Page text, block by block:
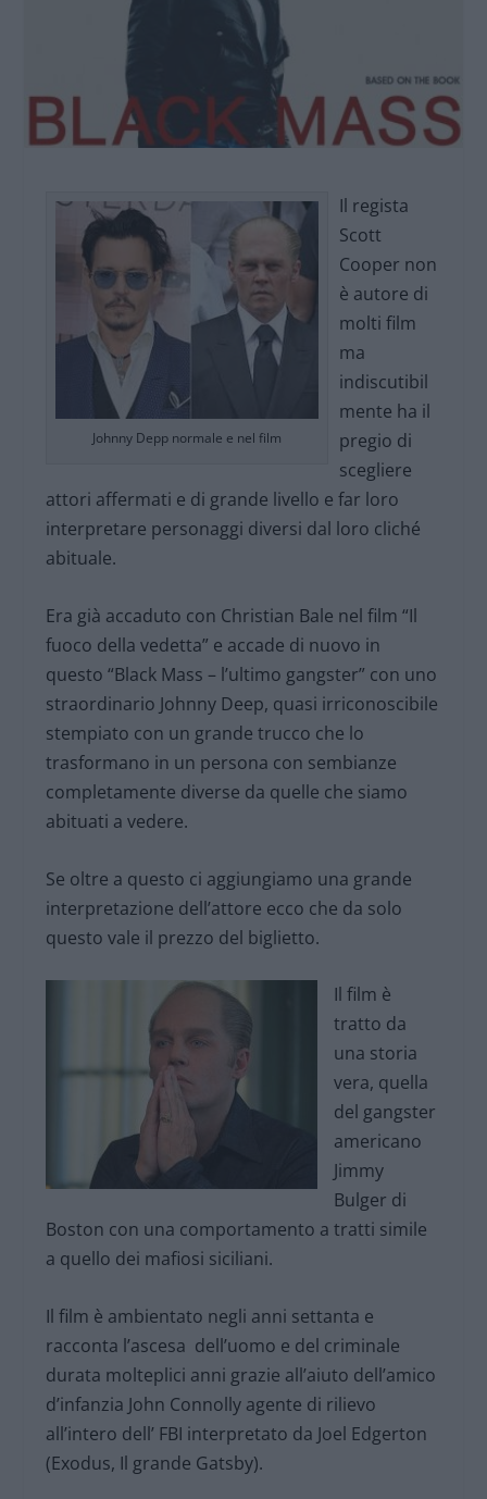
Johnny Depp normale e nel film
Il regista
Scott
Cooper non
è autore di
molti film
ma
indiscutibil
mente ha il
pregio di
scegliere
attori affermati e di grande livello e far loro
interpretare personaggi diversi dal loro cliché
abituale.
Era già accaduto con Christian Bale nel film “Il
fuoco della vedetta” e accade di nuovo in
questo “Black Mass – l’ultimo gangster” con uno
straordinario Johnny Deep, quasi irriconoscibile
stempiato con un grande trucco che lo
trasformano in un persona con sembianze
completamente diverse da quelle che siamo
abituati a vedere.
Se oltre a questo ci aggiungiamo una grande
interpretazione dell’attore ecco che da solo
questo vale il prezzo del biglietto.
Il film è
tratto da
una storia
vera, quella
del gangster
americano
Jimmy
Bulger di
Boston con una comportamento a tratti simile
a quello dei mafiosi siciliani.
Il film è ambientato negli anni settanta e
racconta l’ascesa dell’uomo e del criminale
durata molteplici anni grazie all’aiuto dell’amico
d’infanzia John Connolly agente di rilievo
all’intero dell’ FBI interpretato da Joel Edgerton
(Exodus, Il grande Gatsby).